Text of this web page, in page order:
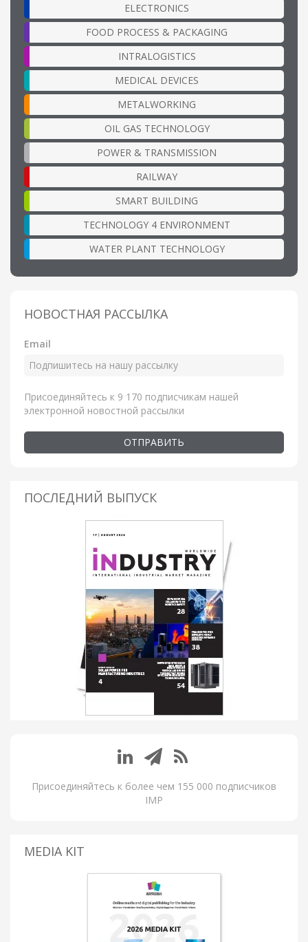
ELECTRONICS
FOOD PROCESS & PACKAGING
INTRALOGISTICS
MEDICAL DEVICES
METALWORKING
OIL GAS TECHNOLOGY
POWER & TRANSMISSION
RAILWAY
SMART BUILDING
TECHNOLOGY 4 ENVIRONMENT
WATER PLANT TECHNOLOGY
НОВОСТНАЯ РАССЫЛКА
Email
Присоединяйтесь к 9 170 подписчикам нашей
электронной новостной рассылки
ОТПРАВИТЬ
ПОСЛЕДНИЙ ВЫПУСК
Присоединяйтесь к более чем 155 000 подписчиков
IMP
MEDIA KIT